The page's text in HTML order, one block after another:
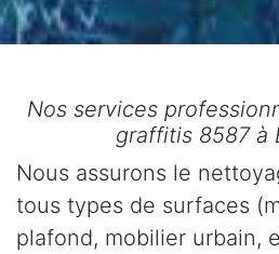
Nos services
graffitis 8587 à
Nous assurons le
tous types de surfaces
plafond, mobilier urbain,